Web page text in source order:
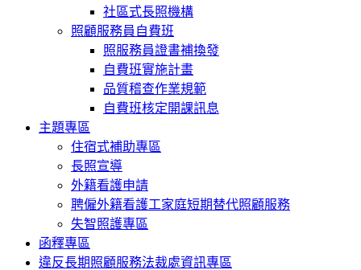
社區式長照機構
照顧服務員自費班
照服務員證書補換發
自費班實施計畫
品質稽查作業規範
自費班核定開課訊息
主題專區
住宿式補助專區
長照宣導
外籍看護申請
聘僱外籍看護工家庭短期替代照顧服務
失智照護專區
函釋專區
違反長期照顧服務法裁處資訊專區